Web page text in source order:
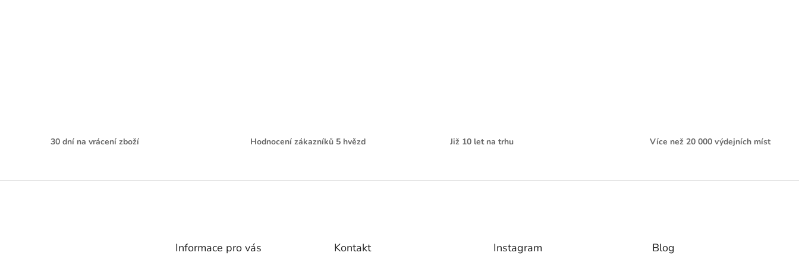
30 dní na vrácení zboží Hodnocení zákazníků 5 hvězd Již 10 let na trhu Více než 20 000 výdejních míst
Z
Informace pro vás Kontakt Instagram Blog